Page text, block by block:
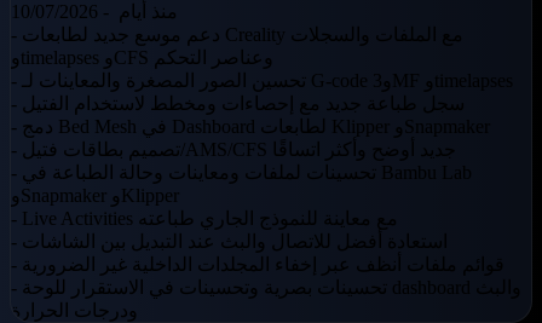
10/07/2026 - منذ أيام
- دعم موسع جديد لطابعات Creality مع الملفات والسجلات
وtimelapses وCFS وعناصر التحكم
- تحسين الصور المصغرة والمعاينات لـ G-code و3MF وtimelapses
- سجل طباعة جديد مع إحصاءات ومخطط لاستخدام الفتيل
- دمج Bed Mesh في Dashboard لطابعات Klipper وSnapmaker
- تصميم بطاقات فتيل/AMS/CFS جديد أوضح وأكثر اتساقًا
- تحسينات لملفات ومعاينات وحالة الطباعة في Bambu Lab
وSnapmaker وKlipper
- Live Activities مع معاينة للنموذج الجاري طباعته
- استعادة أفضل للاتصال والبث عند التبديل بين الشاشات
- قوائم ملفات أنظف عبر إخفاء المجلدات الداخلية غير الضرورية
- تحسينات بصرية وتحسينات في الاستقرار للوحة dashboard والبث
ودرجات الحرارة